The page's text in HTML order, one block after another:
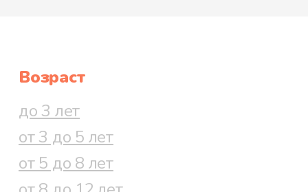
Возраст
до 3 лет
от 3 до 5 лет
от 5 до 8 лет